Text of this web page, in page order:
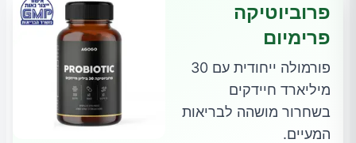
פרוביוטיקה
פרימיום
פורמולה ייחודית עם 30
מיליארד חיידקים
בשחרור מושהה לבריאות
המעיים.